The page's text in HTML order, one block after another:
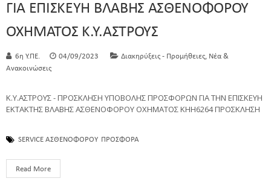
ΓΙΑ ΕΠΙΣΚΕΥΗ ΒΛΑΒΗΣ ΑΣΘΕΝΟΦΟΡΟΥ
ΟΧΗΜΑΤΟΣ Κ.Υ.ΑΣΤΡΟΥΣ
6η Υ.ΠΕ. 04/09/2023 Διακηρύξεις - Προμήθειες, Νέα &
Ανακοινώσεις
Κ.Υ.ΑΣΤΡΟΥΣ - ΠΡΟΣΚΛΗΣΗ ΥΠΟΒΟΛΗΣ ΠΡΟΣΦΟΡΩΝ ΓΙΑ ΤΗΝ ΕΠΙΣΚΕΥΗ
ΕΚΤΑΚΤΗΣ ΒΛΑΒΗΣ ΑΣΘΕΝΟΦΟΡΟΥ ΟΧΗΜΑΤΟΣ ΚΗΗ6264 ΠΡΟΣΚΛΗΣΗ
SERVICE ΑΣΘΕΝΟΦΟΡΟΥ ΠΡΟΣΦΟΡΑ
Read More